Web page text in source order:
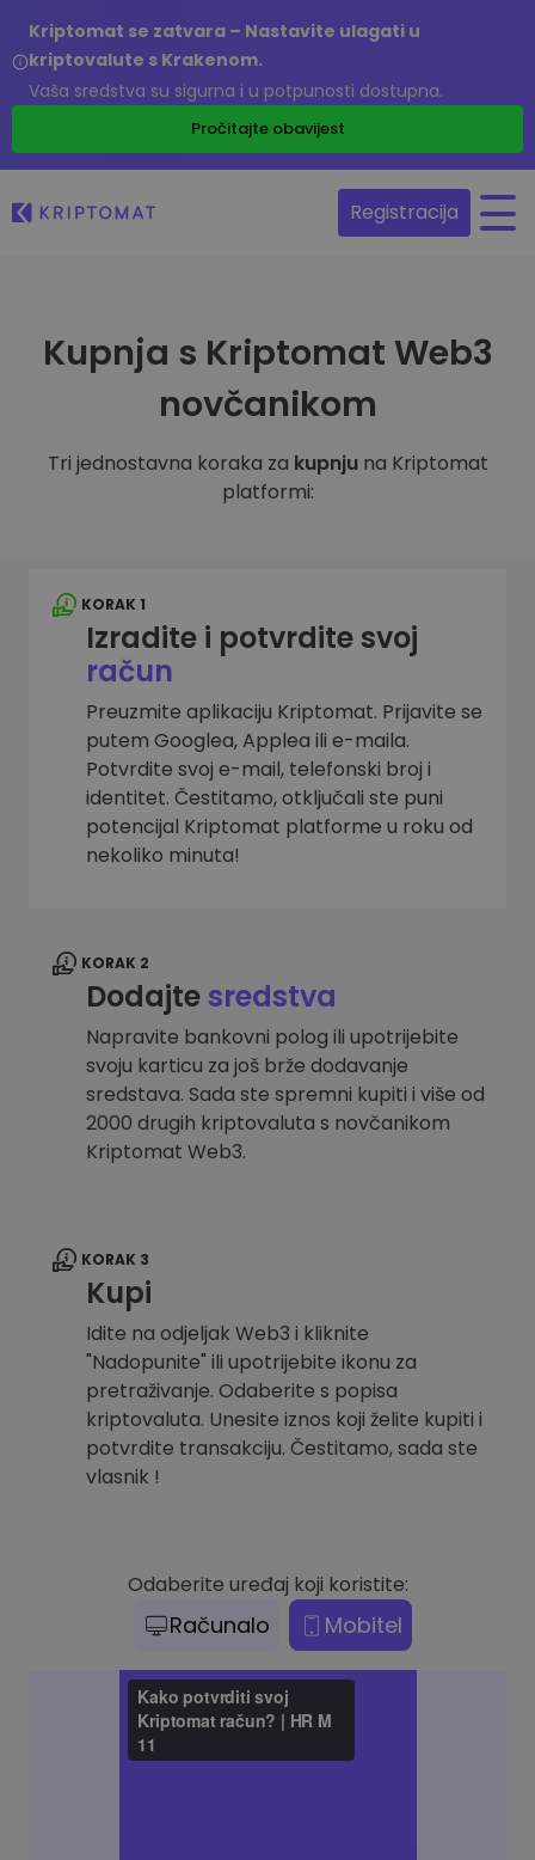
Kriptomat se zatvara – Nastavite ulagati u
kriptovalute s Krakenom.
Vaša sredstva su sigurna i u potpunosti dostupna.
Pročitajte obavijest
Registracija
Kupnja s Kriptomat Web3
novčanikom
Tri jednostavna koraka za kupnju na Kriptomat
platformi:
KORAK 1
Izradite i potvrdite svoj
račun
Preuzmite aplikaciju Kriptomat. Prijavite se
putem Googlea, Applea ili e-maila.
Potvrdite svoj e-mail, telefonski broj i
identitet. Čestitamo, otključali ste puni
potencijal Kriptomat platforme u roku od
nekoliko minuta!
KORAK 2
Dodajtesredstva
Napravite bankovni polog ili upotrijebite
svoju karticu za još brže dodavanje
sredstava. Sada ste spremni kupiti i više od
2000 drugih kriptovaluta s novčanikom
Kriptomat Web3.
KORAK 3
Kupi
Idite na odjeljak Web3 i kliknite
"Nadopunite" ili upotrijebite ikonu za
pretraživanje. Odaberite s popisa
kriptovaluta. Unesite iznos koji želite kupiti i
potvrdite transakciju. Čestitamo, sada ste
vlasnik !
Odaberite uređaj koji koristite:
Računalo Mobitel